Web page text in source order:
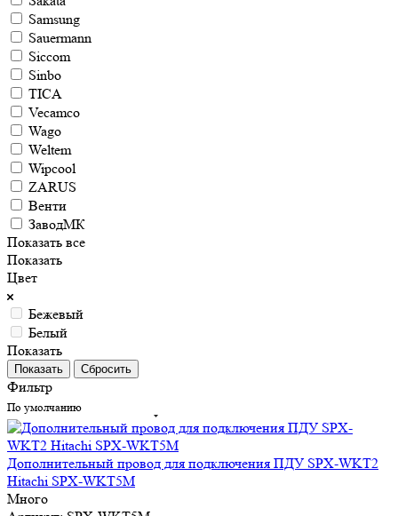
Samsung
Sauermann
Siccom
Sinbo
TICA
Vecamco
Wago
Weltem
Wipcool
ZARUS
Венти
ЗаводМК
Показать все
Показать
Цвет
Бежевый
Белый
Показать
Сбросить
Фильтр
По умолчанию
Дополнительный провод для подключения ПДУ SPX-WKT2
Hitachi SPX-WKT5M
Много